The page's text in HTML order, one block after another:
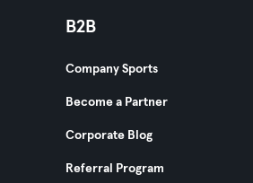
B2B
Company Sports
Become a Partner
Corporate Blog
Referral Program